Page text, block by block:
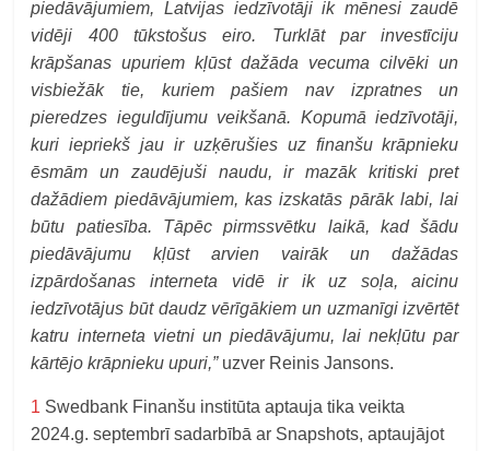
piedāvājumiem, Latvijas iedzīvotāji ik mēnesi zaudē
vidēji 400 tūkstošus eiro. Turklāt par investīciju
krāpšanas upuriem kļūst dažāda vecuma cilvēki un
visbiežāk tie, kuriem pašiem nav izpratnes un
pieredzes ieguldījumu veikšanā. Kopumā iedzīvotāji,
kuri iepriekš jau ir uzķērušies uz finanšu krāpnieku
ēsmām un zaudējuši naudu, ir mazāk kritiski pret
dažādiem piedāvājumiem, kas izskatās pārāk labi, lai
būtu patiesība. Tāpēc pirmssvētku laikā, kad šādu
piedāvājumu kļūst arvien vairāk un dažādas
izpārdošanas interneta vidē ir ik uz soļa, aicinu
iedzīvotājus būt daudz vērīgākiem un uzmanīgi izvērtēt
katru interneta vietni un piedāvājumu, lai nekļūtu par
kārtējo krāpnieku upuri,” uzver Reinis Jansons.
1 Swedbank Finanšu institūta aptauja tika veikta
2024.g. septembrī sadarbībā ar Snapshots, aptaujājot